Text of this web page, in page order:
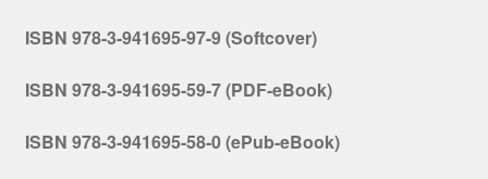
ISBN 978-3-941695-97-9 (Softcover)
ISBN 978-3-941695-59-7 (PDF-eBook)
ISBN 978-3-941695-58-0 (ePub-eBook)